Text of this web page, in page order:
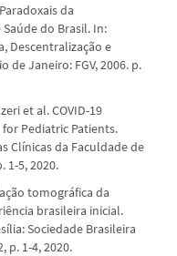
da
do Brasil. In:
Descentralização e
de Janeiro: FGV, 2006. p.
et al. COVID-19
Pediatric Patients.
Clínicas da Faculdade de
1-5, 2020.
tomográfica da
brasileira inicial.
Sociedade Brasileira
p. 1-4, 2020.